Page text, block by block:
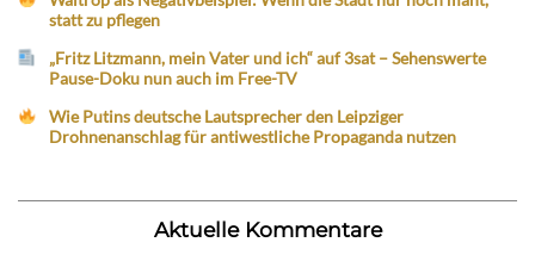
statt zu pflegen
„Fritz Litzmann, mein Vater und ich“ auf 3sat – Sehenswerte
Pause-Doku nun auch im Free-TV
Wie Putins deutsche Lautsprecher den Leipziger
Drohnenanschlag für antiwestliche Propaganda nutzen
Aktuelle Kommentare